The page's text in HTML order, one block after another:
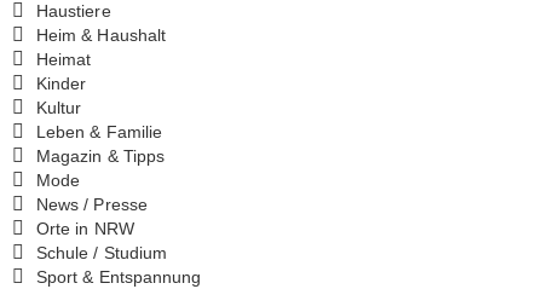
Haustiere
Heim & Haushalt
Heimat
Kinder
Kultur
Leben & Familie
Magazin & Tipps
Mode
News / Presse
Orte in NRW
Schule / Studium
Sport & Entspannung